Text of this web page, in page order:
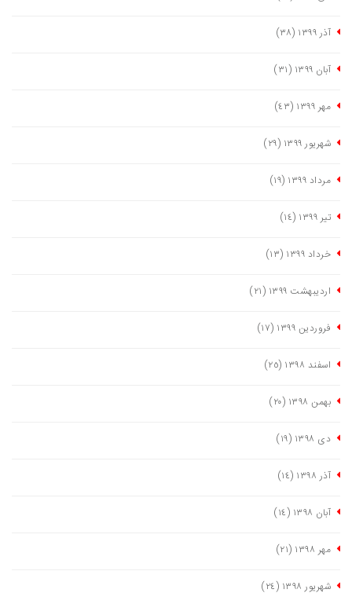
آذر ١٣٩٩ (٣٨)
آبان ١٣٩٩ (٣١)
مهر ١٣٩٩ (٤٣)
شهریور ١٣٩٩ (٢٩)
مرداد ١٣٩٩ (١٩)
تیر ١٣٩٩ (١٤)
خرداد ١٣٩٩ (١٣)
اردیبهشت ١٣٩٩ (٢١)
فروردین ١٣٩٩ (١٧)
اسفند ١٣٩٨ (٢٥)
بهمن ١٣٩٨ (٢٠)
دی ١٣٩٨ (١٩)
آذر ١٣٩٨ (١٤)
آبان ١٣٩٨ (١٤)
مهر ١٣٩٨ (٢١)
شهریور ١٣٩٨ (٢٤)